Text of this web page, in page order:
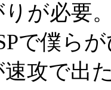
が必要
で僕ら
攻で出